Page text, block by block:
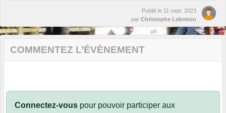
Publié le 11 sept. 2023
par Christophe Lebreton
COMMENTEZ L’ÉVÈNEMENT
Connectez-vous pour pouvoir participer aux